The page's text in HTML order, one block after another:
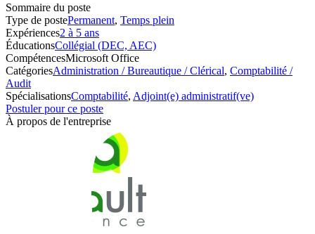
Sommaire du poste
Type de postePermanent, Temps plein
Expériences2 à 5 ans
ÉducationsCollégial (DEC, AEC)
CompétencesMicrosoft Office
CatégoriesAdministration / Bureautique / Clérical, Comptabilité /
Audit
SpécialisationsComptabilité, Adjoint(e) administratif(ve)
Postuler pour ce poste
À propos de l'entreprise